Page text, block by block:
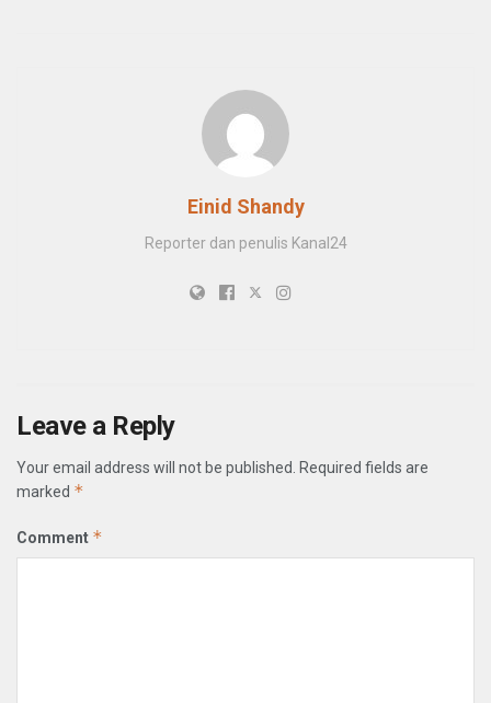
Einid Shandy
Reporter dan penulis Kanal24
Leave a Reply
Your email address will not be published. Required fields are
marked *
Comment *